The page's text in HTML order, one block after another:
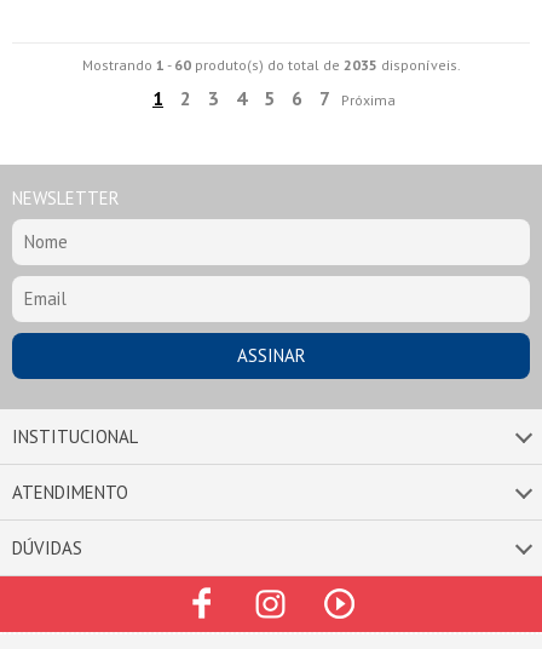
Mostrando 1 - 60produto(s) do total de 2035 disponíveis.
1 2 3 4 5 6 7 Próxima
NEWSLETTER
INSTITUCIONAL
ATENDIMENTO
DÚVIDAS